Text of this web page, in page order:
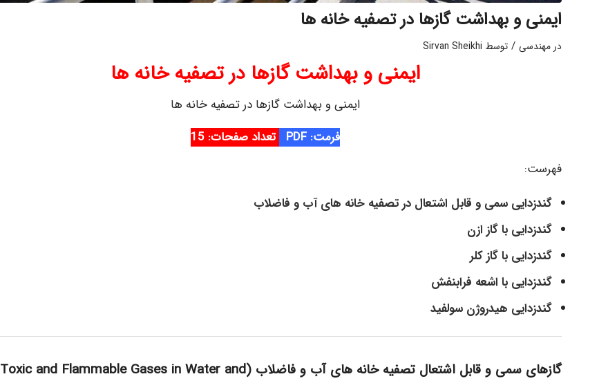
ایمنی و بهداشت گازها در تصفیه خانه ها
در مهندسی / توسط Sirvan Sheikhi
ایمنی و بهداشت گازها در تصفیه خانه ها
ایمنی و بهداشت گازها در تصفیه خانه ها
فرمت: PDF
تعداد صفحات: 15
فهرست:
گندزدایی سمی و قابل اشتعال در تصفیه خانه های آب و فاضلاب
گندزدایی با گاز ازن
گندزدایی با گاز کلر
گندزدایی با اشعه فرابنفش
گندزدایی هیدروژن سولفید
گازهای سمی و قابل اشتعال تصفیه خانه های آب و فاضلاب (Toxic and Flammable Gases in Water and